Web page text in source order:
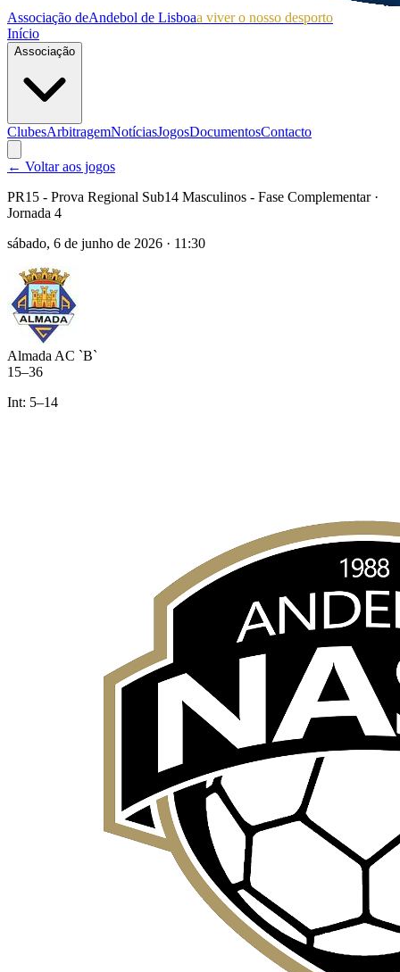
Associação deAndebol de Lisboaa viver o nosso desporto
Início
Associação
ClubesArbitragemNotíciasJogosDocumentosContacto
← Voltar aos jogos
PR15 - Prova Regional Sub14 Masculinos - Fase Complementar·
Jornada 4
sábado, 6 de junho de 2026 · 11:30
Almada AC `B`
15–36
Int: 5–14